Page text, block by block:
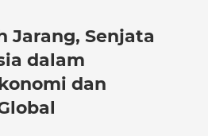
Jarang, Senjata
dalam
dan